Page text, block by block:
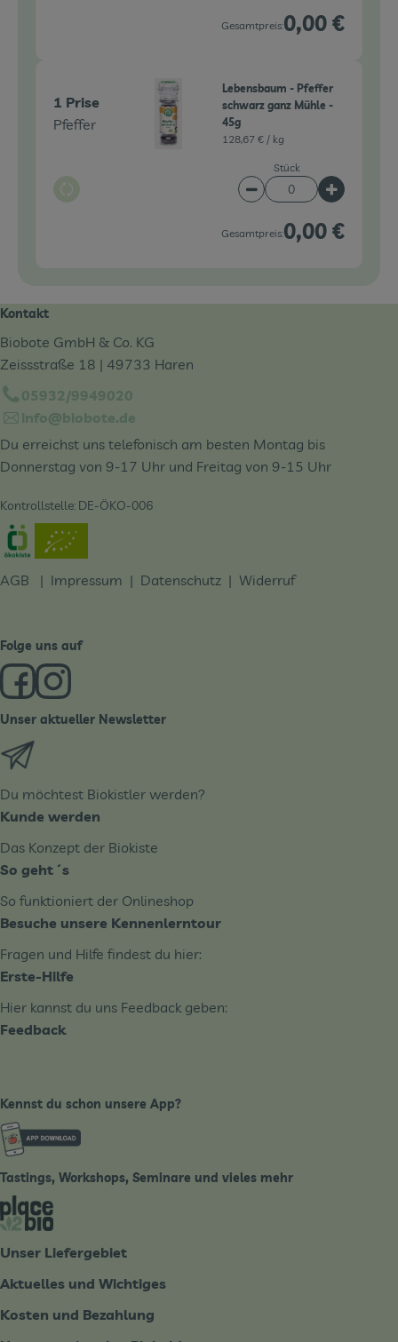
Gesamtpreis:0,00 €
1 Prise
Pfeffer
Auswahl ändern
Lebensbaum - Pfeffer
schwarz ganz Mühle -
45g
128,67 € / kg
Stück
Artikelanzahl
Gesamtpreis:0,00 €
Kontakt
Biobote GmbH & Co. KG
Zeissstraße 18 | 49733 Haren
05932/9949020
info@biobote.de
Du erreichst uns telefonisch am besten Montag bis
Donnerstag von 9-17 Uhr und Freitag von 9-15 Uhr
Kontrollstelle: DE-ÖKO-006
Externer Link zu https://www.oekokiste.de/
AGB | Impressum | Datenschutz | Widerruf
Folge uns auf
Externer Link zu https://www.facebook.com/derBiobote/
Externer Link zu https://www.instagram.com/
Unser aktueller Newsletter
Du möchtest Biokistler werden?
Kunde werden
Das Konzept der Biokiste
So geht´s
So funktioniert der Onlineshop
Besuche unsere Kennenlerntour
Fragen und Hilfe findest du hier:
Erste-Hilfe
Hier kannst du uns Feedback geben:
Feedback
Kennst du schon unsere App?
Externer Link zu https://www.biobote-
Tastings, Workshops, Seminare und vieles mehr
Externer Link zu https://place2bio.de/
Unser Liefergebiet
Aktuelles und Wichtiges
Kosten und Bezahlung